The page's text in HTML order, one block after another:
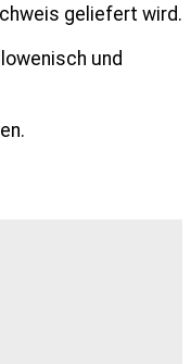
geliefert wird.
und